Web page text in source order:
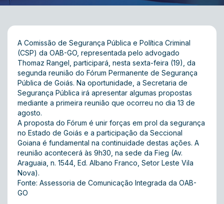
A Comissão de Segurança Pública e Política Criminal
(CSP) da OAB-GO, representada pelo advogado
Thomaz Rangel, participará, nesta sexta-feira (19), da
segunda reunião do Fórum Permanente de Segurança
Pública de Goiás. Na oportunidade, a Secretaria de
Segurança Pública irá apresentar algumas propostas
mediante a primeira reunião que ocorreu no dia 13 de
agosto.
A proposta do Fórum é unir forças em prol da segurança
no Estado de Goiás e a participação da Seccional
Goiana é fundamental na continuidade destas ações. A
reunião acontecerá às 9h30, na sede da Fieg (Av.
Araguaia, n. 1544, Ed. Albano Franco, Setor Leste Vila
Nova).
Fonte: Assessoria de Comunicação Integrada da OAB-
GO